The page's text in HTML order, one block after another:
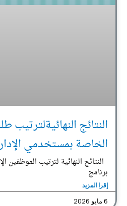
النتائج النهائيةلترتيب
الخاصة بمستخدمي
النتائج النهائية لترتيب الموظفين
برنامج
إقرا المزيد
6 مايو 2026